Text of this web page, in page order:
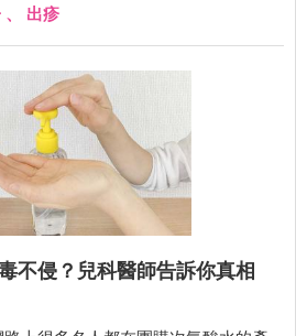
、 出疹
不侵？兒科醫師告訴你真相